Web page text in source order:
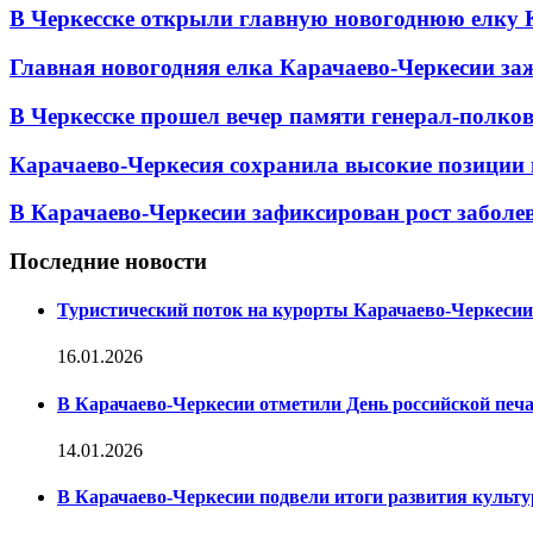
В Черкесске открыли главную новогоднюю елку
Главная новогодняя елка Карачаево-Черкесии
В Черкесске прошел вечер памяти генерал-
Карачаево-Черкесия сохранила высокие позиции
В Карачаево-Черкесии зафиксирован рост
Последние новости
Туристический поток на курорты Карачаево-
16.01.2026
В Карачаево-Черкесии отметили День российской
14.01.2026
В Карачаево-Черкесии подвели итоги развития